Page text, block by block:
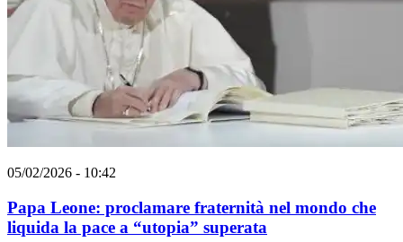
05/02/2026 - 10:42
Papa Leone: proclamare fraternità nel mondo che
liquida la pace a “utopia” superata